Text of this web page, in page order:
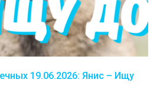
19.06.2026: Янис – Ищу